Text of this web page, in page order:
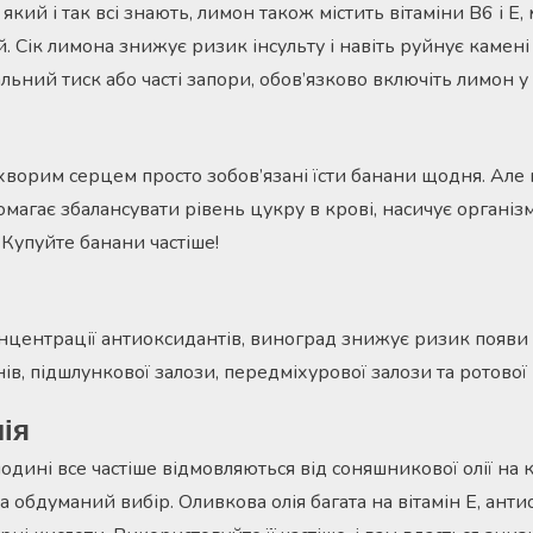
і так всі знають, лимон також містить вітаміни В6 і
Сік лимона знижує ризик інсульту і навіть руйнує
тиск або часті запори, обов’язково включіть лимон у
серцем просто зобов’язані їсти банани щодня. Але
збалансувати рівень цукру в крові, насичує
банани частіше!
антиоксидантів, виноград знижує ризик
підшлункової залози, передміхурової залози та
все частіше відмовляються від соняшникової олії на
вибір. Оливкова олія багата на вітамін Е,